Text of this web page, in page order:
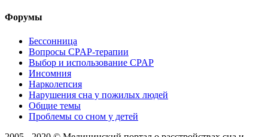
Форумы
Бессонница
Вопросы CPAP-терапии
Выбор и использование CPAP
Инсомния
Нарколепсия
Нарушения сна у пожилых людей
Общие темы
Проблемы со сном у детей